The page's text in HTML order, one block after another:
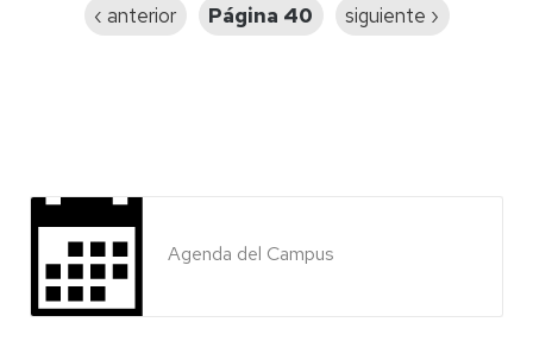
Página
‹ anterior Página 40
Siguiente
siguiente ›
Agenda del Campus